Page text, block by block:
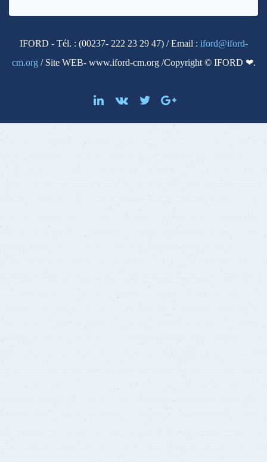
IFORD - Tél. : (00237- 222 23 29 47) / Email : iford@iford-
cm.org / Site WEB- www.iford-cm.org /Copyright © IFORD ❤.